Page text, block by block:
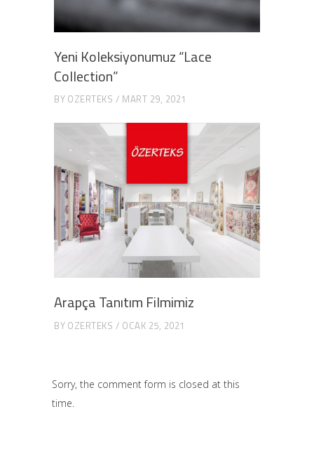
Yeni Koleksiyonumuz “Lace
Collection”
BY OZERTEKS MART 29, 2021
Arapça Tanıtım Filmimiz
BY OZERTEKS OCAK 25, 2021
Sorry, the comment form is closed at this
time.